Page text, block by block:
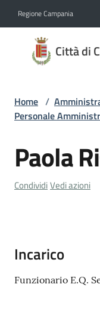
Regione Campania
Città di
Città
di
de'
Tirreni
Amministrazione
Menu selezionato
Vivere
Cava
Home /
Personale
Salta al contenuto
Paola
CondividiVedi azioni
Incarico
Funzionario E.Q.